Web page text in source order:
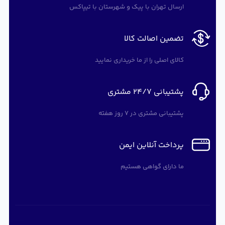
ارسال تهران با پیک و شهرستان با تیپاکس
تضمین اصالت کالا
کالای اصلی را از ما خریداری نمایید
پشتیبانی 24/7 مشتری
پشتیبانی مشتری در 7 روز هفته
پرداخت آنلاین ایمن
ما دارای گواهی هستیم